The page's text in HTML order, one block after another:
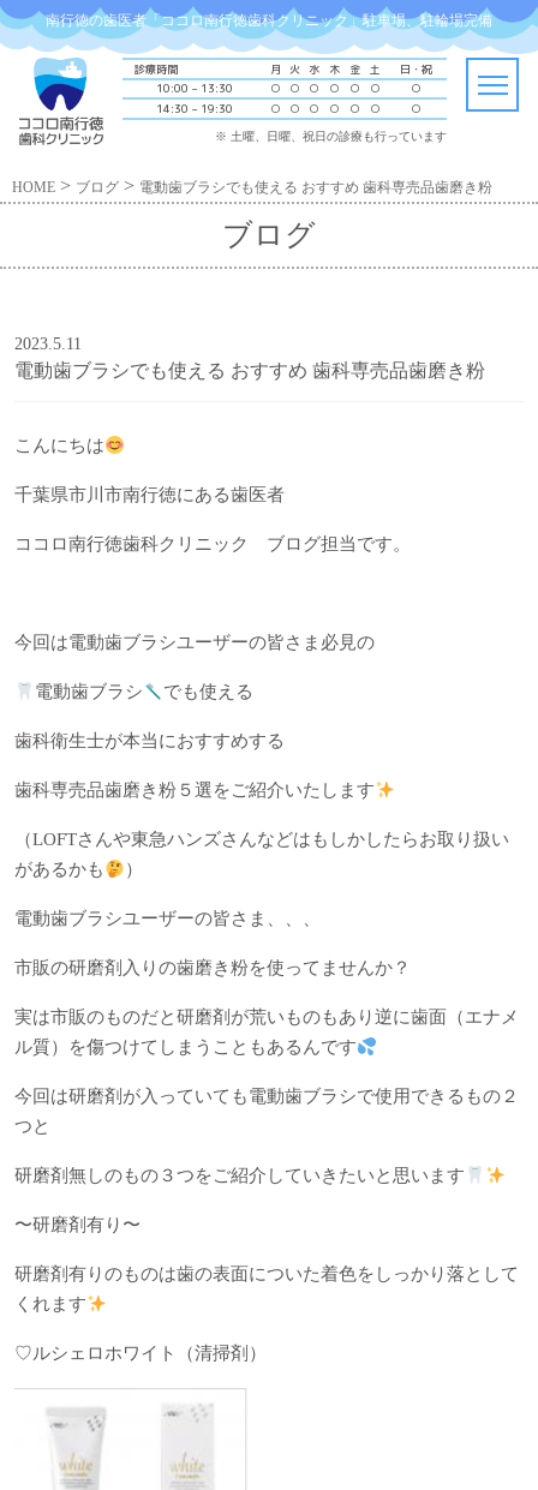
南行徳の歯医者「ココロ南行徳歯科クリニック」駐車場、駐輪場完備
診療時間 月 火 水 木 金 土
日・祝
10:00 – 13:30
○ ○ ○ ○ ○ ○
○
14:30 – 19:30
○ ○ ○ ○ ○ ○ ○
※ 土曜、日曜、祝日の診療も行っています
HOME > ブログ > 電動歯ブラシでも使える おすすめ 歯科専売品歯磨き粉
ブログ
2023.5.11
電動歯ブラシでも使える おすすめ 歯科専売品歯磨き粉
こんにちは
千葉県市川市南行徳にある歯医者
ココロ南行徳歯科クリニック ブログ担当です。
今回は電動歯ブラシユーザーの皆さま必見の
電動歯ブラシ でも使える
歯科衛生士が本当におすすめする
歯科専売品歯磨き粉５選をご紹介いたします
（LOFTさんや東急ハンズさんなどはもしかしたらお取り扱い
があるかも
）
電動歯ブラシユーザーの皆さま、、、
市販の研磨剤入りの歯磨き粉を使ってませんか？
実は市販のものだと研磨剤が荒いものもあり逆に歯面（エナメ
ル質）を傷つけてしまうこともあるんです
今回は研磨剤が入っていても電動歯ブラシで使用できるもの２
つと
研磨剤無しのもの３つをご紹介していきたいと思います
〜研磨剤有り〜
研磨剤有りのものは歯の表面についた着色をしっかり落として
くれます
♡ルシェロホワイト（清掃剤）